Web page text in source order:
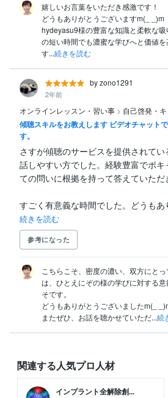
嬉しいお言葉をいただき感激です！
どうもありがとうございますm(_ _)m
hydeyasu9様の豊富な知識と柔軟な
の短い時間でも濃蜜な学びへと価値
す...続きを読む
by zono1291
2年前
オンラインレッスン・習い事 > 自己啓発・
傾聴スキルをお教えします ビデオチャット
す。
さすが傾聴のサービスを提供されて
話しやすい方でした。経験豊富でボ
ての問いに根拠を持って答えていただ
すごく有意義な時間でした。どうもあ
続きを読む
参考になった
こちらこそ、密度の濃い、双方にと
は、ひとえにぞの様の学びに対する
そです。
どうもありがとうございましたm(_
またぜひ、お話を聴かせていただ...続
関連する人気プロ人材
インプラント全解除創...